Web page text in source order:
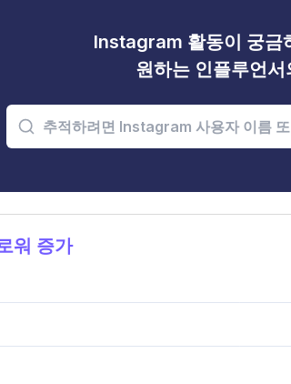
Instagram 활동이 궁금
원하는 인플루언서
워 증가